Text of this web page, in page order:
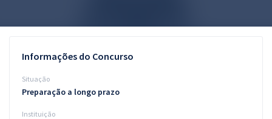
Questões grátis
Informações do Concurso
Situação
Preparação a longo prazo
Instituição